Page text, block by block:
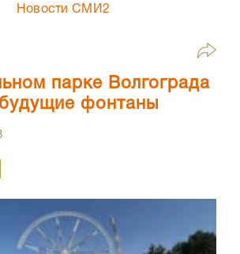
Новости СМИ2
парке Волгограда
фонтаны